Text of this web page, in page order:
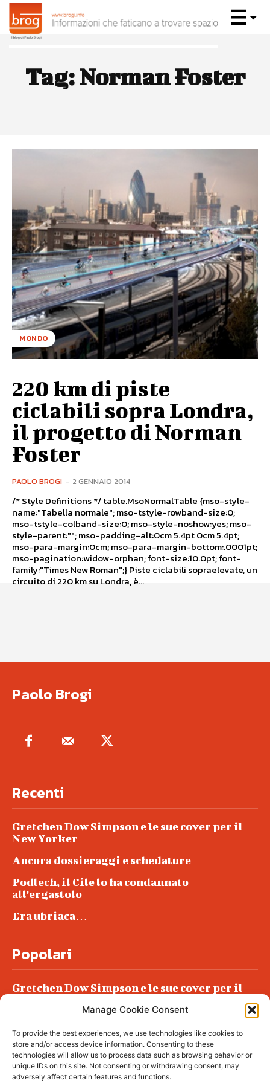
Manage Cookie Consent
To provide the best experiences, we use technologies like cookies to
store and/or access device information. Consenting to these
technologies will allow us to process data such as browsing behavior or
unique IDs on this site. Not consenting or withdrawing consent, may
adversely affect certain features and functions.
Tag:Norman Foster
MONDO
220 km di piste
ciclabili sopra Londra,
il progetto di Norman
Foster
PAOLO BROGI - 2 GENNAIO 2014
/* Style Definitions */ table.MsoNormalTable {mso-style-
name:"Tabella normale"; mso-tstyle-rowband-size:0;
mso-tstyle-colband-size:0; mso-style-noshow:yes; mso-
style-parent:""; mso-padding-alt:0cm 5.4pt 0cm 5.4pt;
mso-para-margin:0cm; mso-para-margin-bottom:.0001pt;
mso-pagination:widow-orphan; font-size:10.0pt; font-
family:"Times New Roman";} Piste ciclabili sopraelevate, un
circuito di 220 km su Londra, è...
Paolo Brogi
Recenti
Gretchen Dow Simpson e le sue cover per il
New Yorker
Ancora dossieraggi e schedature
Podlech, il Cile lo ha condannato
all’ergastolo
Era ubriaca…
Popolari
Gretchen Dow Simpson e le sue cover per il
Podlech, il Cile lo ha condannato
all’ergastolo
Era ubriaca…